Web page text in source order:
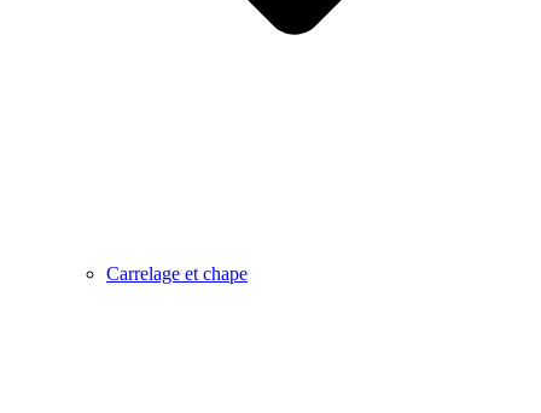
Carrelage et chape